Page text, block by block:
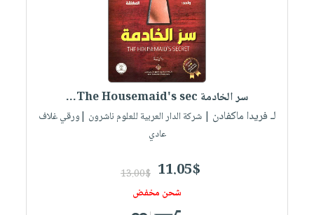
سر الخادمة The Housemaid's sec...
لـ فريدا ماكفادن | شركة الدار العربية للعلوم ناشرون |ورقي غلاف
عادي
11.05$
13.00$
شحن مخفض